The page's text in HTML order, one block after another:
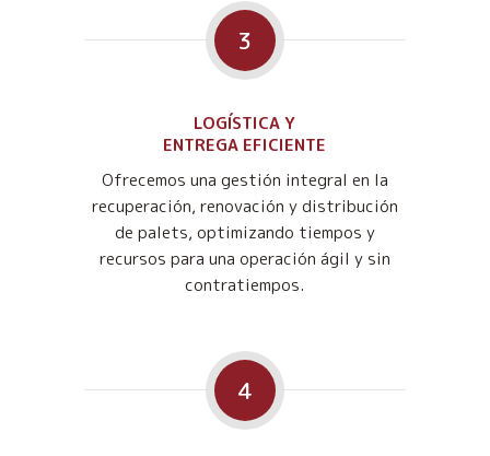
3
LOGÍSTICA Y
ENTREGA EFICIENTE
Ofrecemos una gestión integral en la
recuperación, renovación y distribución
de palets, optimizando tiempos y
recursos para una operación ágil y sin
contratiempos.
4